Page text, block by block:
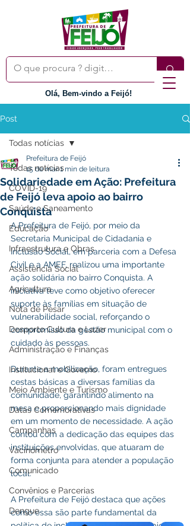
Olá, Bem-vindo a Feijó!
Post
Todas notícias
COVID-19
Saúde e Saneamento
Educação
Infraestrutura e Obras
Assistência Social
Agricultura
Nota de Pesar
Desporto Cultura e Lazer
Administração e Finanças
Institucional e Governo
Meio Ambiente e Turismo
Datas Comemorativas
Campanhas
Vacinômetro
Comunicado
Convênios e Parcerias
Dengue
Todas notícias
Solidariedade em Ação: Prefeitura
de Feijó leva apoio ao bairro
Conquista
Prefeitura de Feijó
15 de mar.1 min de leitura
A Prefeitura de Feijó, por meio da
Secretaria Municipal de Cidadania e
Inclusão Social, em parceria com a Defesa
Civil e a AMEF, realizou uma importante
ação solidária no bairro Conquista. A
iniciativa teve como objetivo oferecer
suporte às famílias em situação de
vulnerabilidade social, reforçando o
compromisso da gestão municipal com o
cuidado às pessoas.
Durante a mobilização, foram entregues
cestas básicas a diversas famílias da
comunidade, garantindo alimento na
mesa e proporcionando mais dignidade
em um momento de necessidade. A ação
contou com a dedicação das equipes das
instituições envolvidas, que atuaram de
forma conjunta para atender a população
local.
A Prefeitura de Feijó destaca que ações
como essa são parte fundamental da